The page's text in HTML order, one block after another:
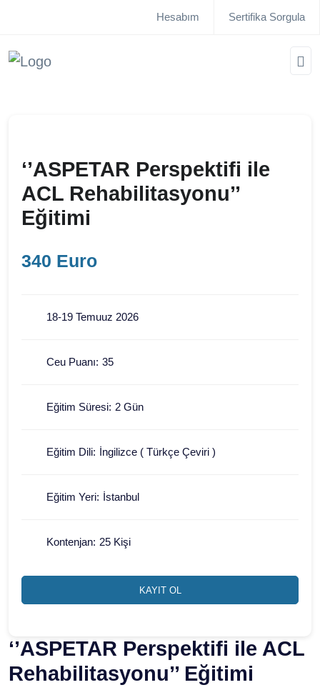
Hesabım Sertifika Sorgula
‘’ASPETAR Perspektifi ile ACL
Rehabilitasyonu’’ Eğitimi
‘’ASPETAR Perspektifi ile
ACL Rehabilitasyonu’’
Eğitimi
340 Euro
18-19 Temuuz 2026
Ceu Puanı: 35
Eğitim Süresi: 2 Gün
Eğitim Dili: İngilizce ( Türkçe Çeviri )
Eğitim Yeri: İstanbul
Kontenjan: 25 Kişi
KAYIT OL